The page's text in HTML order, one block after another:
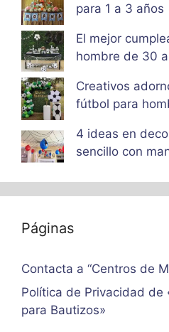
para 1 a 3 años
El mejor
hombre de 30
Creativos
fútbol para
4 ideas en
sencillo con
Páginas
Contacta a “Centros de
Política de Privacidad de
para Bautizos»